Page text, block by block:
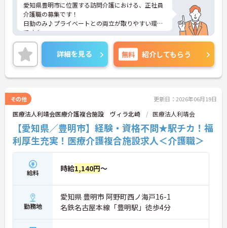
愛知県豊明市に位置する訪問介護における、正社員
介護職の募集です！
日勤のみ♪プライベートとの両立が取りやすい環境
です！
ご興味ある方には、面接対策ポイントなど、さらに
詳細をお話しいたしますのでお気軽にご相談くださ
い。
詳細を見る 無料 紹介してもらう
その他 更新日：2026年06月19日
医療法人利靖会医療介護複合施設 ヴィラ北崎 医療法人利靖会
【愛知県／豊明市】経験・資格不問★駅チカ！福
利厚生充実！医療介護複合施設求人＜介護職＞
給料 時給1,140円～
勤務地
愛知県 豊明市 阿野町西ノ海戸16-1
名鉄名古屋本線「豊明駅」徒歩4分